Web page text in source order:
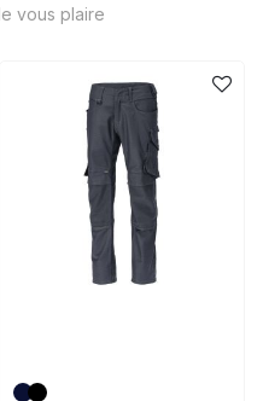
vous plaire